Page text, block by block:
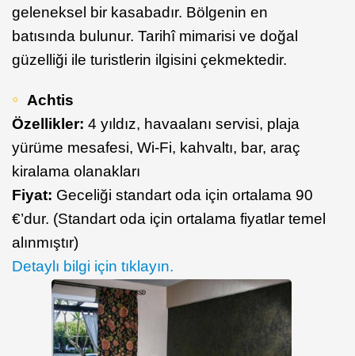
geleneksel bir kasabadır. Bölgenin en
batısında bulunur. Tarihî mimarisi ve doğal
güzelliği ile turistlerin ilgisini çekmektedir.
Achtis
Özellikler: 4 yıldız, havaalanı servisi, plaja
yürüme mesafesi, Wi-Fi, kahvaltı, bar, araç
kiralama olanakları
Fiyat: Geceliği standart oda için ortalama 90
€’dur. (Standart oda için ortalama fiyatlar temel
alınmıştır)
Detaylı bilgi için tıklayın.